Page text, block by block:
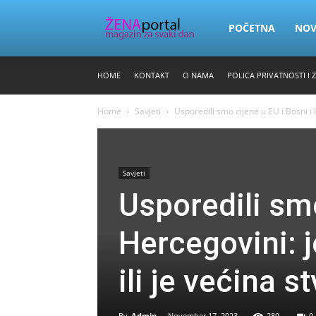
Zena
POČETNA
HOME KONTAKT O NAMA POLICA PRIVATNOSTI I
Home Savjeti Usporedili smo cijene u EU i Bosni
Savjeti
Usporedili
Hercegovini:
ili je većina